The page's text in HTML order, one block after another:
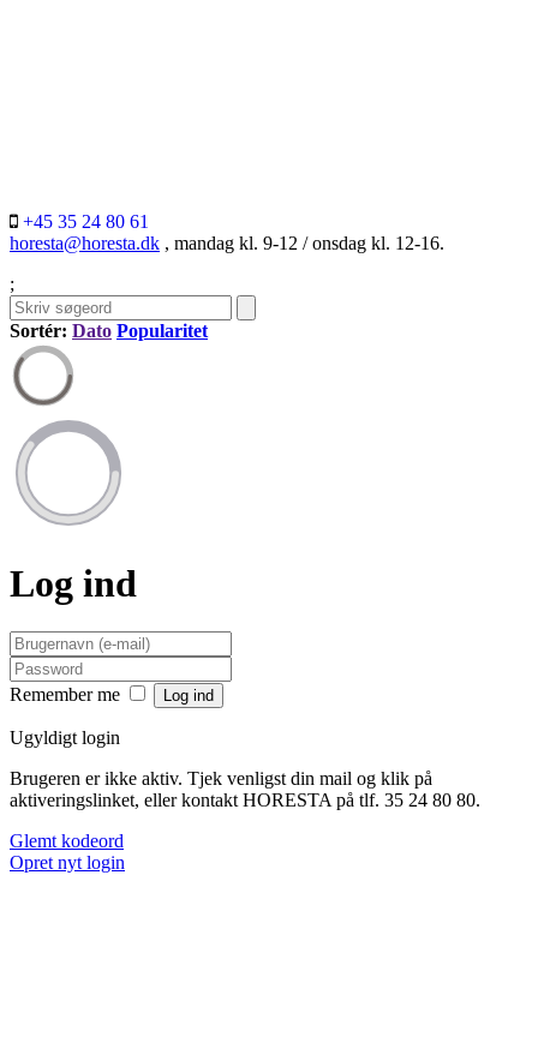
+45 35 24 80 61
horesta@horesta.dk , mandag kl. 9-12 / onsdag kl. 12-16.
;
Sortér: Dato Popularitet
Log ind
Remember me
Ugyldigt login
Brugeren er ikke aktiv. Tjek venligst din mail og klik på
aktiveringslinket, eller kontakt HORESTA på tlf. 35 24 80 80.
Glemt kodeord
Opret nyt login